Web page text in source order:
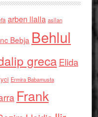
arben llalla asllan
Bebja Behlul
grecaElida
Ermira Babamusta
Frank